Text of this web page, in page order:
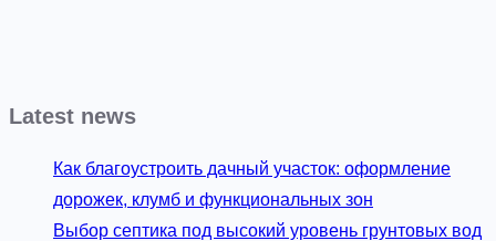
Latest news
Как благоустроить дачный участок: оформление
дорожек, клумб и функциональных зон
Выбор септика под высокий уровень грунтовых вод